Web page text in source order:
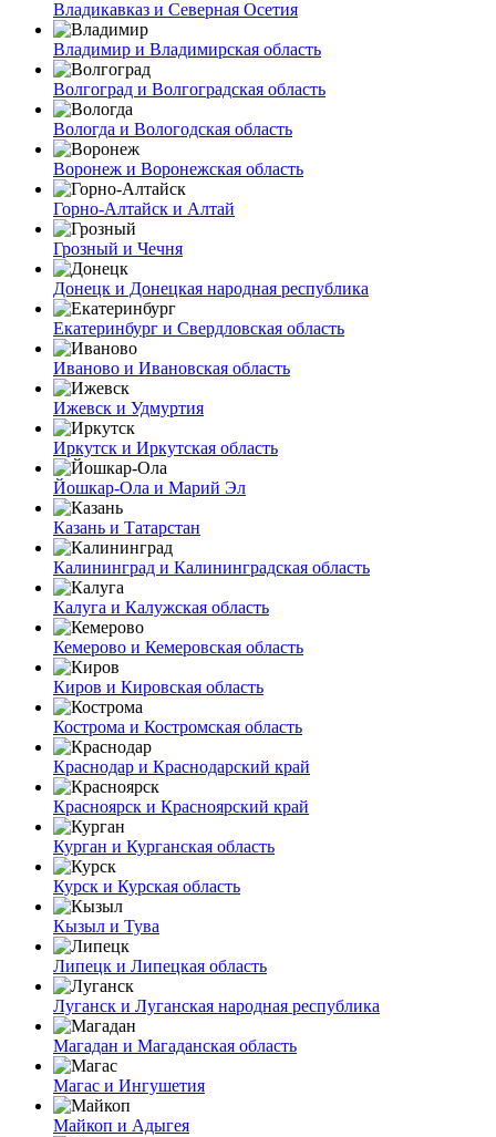
Владикавказ и Северная Осетия
Владимир и Владимирская область
Волгоград и Волгоградская область
Вологда и Вологодская область
Воронеж и Воронежская область
Горно-Алтайск и Алтай
Грозный и Чечня
Донецк и Донецкая народная республика
Екатеринбург и Свердловская область
Иваново и Ивановская область
Ижевск и Удмуртия
Иркутск и Иркутская область
Йошкар-Ола и Марий Эл
Казань и Татарстан
Калининград и Калининградская область
Калуга и Калужская область
Кемерово и Кемеровская область
Киров и Кировская область
Кострома и Костромская область
Краснодар и Краснодарский край
Красноярск и Красноярский край
Курган и Курганская область
Курск и Курская область
Кызыл и Тува
Липецк и Липецкая область
Луганск и Луганская народная республика
Магадан и Магаданская область
Магас и Ингушетия
Майкоп и Адыгея